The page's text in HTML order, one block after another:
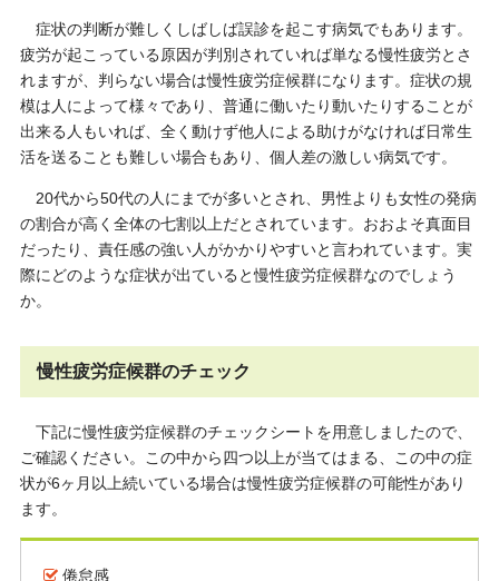
症状の判断が難しくしばしば誤診を起こす病気でもあります。
疲労が起こっている原因が判別されていれば単なる慢性疲労とさ
れますが、判らない場合は慢性疲労症候群になります。症状の規
模は人によって様々であり、普通に働いたり動いたりすることが
出来る人もいれば、全く動けず他人による助けがなければ日常生
活を送ることも難しい場合もあり、個人差の激しい病気です。
20代から50代の人にまでが多いとされ、男性よりも女性の発病
の割合が高く全体の七割以上だとされています。おおよそ真面目
だったり、責任感の強い人がかかりやすいと言われています。実
際にどのような症状が出ていると慢性疲労症候群なのでしょう
か。
慢性疲労症候群のチェック
下記に慢性疲労症候群のチェックシートを用意しましたので、
ご確認ください。この中から四つ以上が当てはまる、この中の症
状が6ヶ月以上続いている場合は慢性疲労症候群の可能性があり
ます。
倦怠感